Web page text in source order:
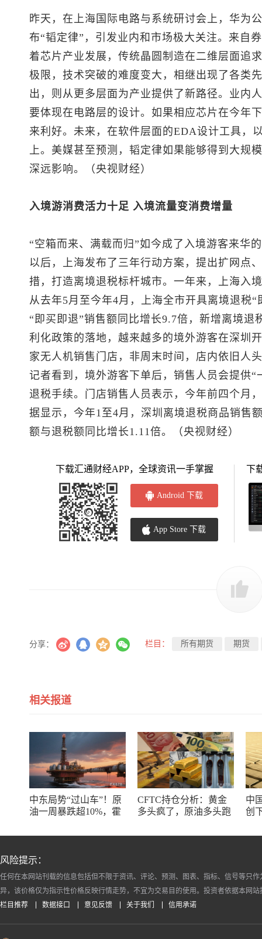
昨天，在上海国际电路与系统研讨会上，华为
布“韬定律”，引发业内和市场极大关注。来自
着芯片产业发展，传统晶圆制造在二维层面追
极限，技术突破的难度变大，相继出现了各类
出，则从更多层面为产业提供了新路径。业内
要体现在电路层的设计。如果相应芯片在今年
来利好。未来，在软件层面的EDA设计工具，
上。美媒甚至预测，韬定律如果能够得到大规
深远影响。（央视财经）
入境游消费活力十足 入境流量变消费增量
“空箱而来、满载而归”如今成了入境游客来华
以后，上海发布了三年行动方案，提出扩网点
措，打造离境退税标杆城市。一年来，上海入
从去年5月至今年4月，上海全市开具离境退税
“即买即退”销售额同比增长9.7倍，新增离境退
利化政策的落地，越来越多的境外游客在深圳
家无人机销售门店，非周末时间，店内依旧人
记者看到，境外游客下单后，销售人员会提供
退税手续。门店销售人员表示，今年前四个月
据显示，今年1至4月，深圳离境退税商品销售
额与退税额同比增长1.11倍。（央视财经）
下载汇通财经APP，全球资讯一手掌握
Android 下载
App Store 下载
下
分享： 栏目： 所有期货 期货
相关报道
中东局势“过山车”！原
油一周暴跌超10%，霍
变数
CFTC持仓分析：黄金
多头疯了，原油多头跑
中
创
风险提示：
任何在本网站刊载的信息包括但不限于资讯、评论、预测、图表、指标、信号等只
异，该价格仅为指示性价格反映行情走势，不宜为交易目的使用。投资者依据本网
栏目推荐
数据接口 意见反馈 关于我们 信用承诺